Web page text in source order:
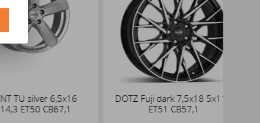
silver 6,5x16
CB67,1
DOTZ Fuji dark 7,5x18 5x112
ET51 CB57,1